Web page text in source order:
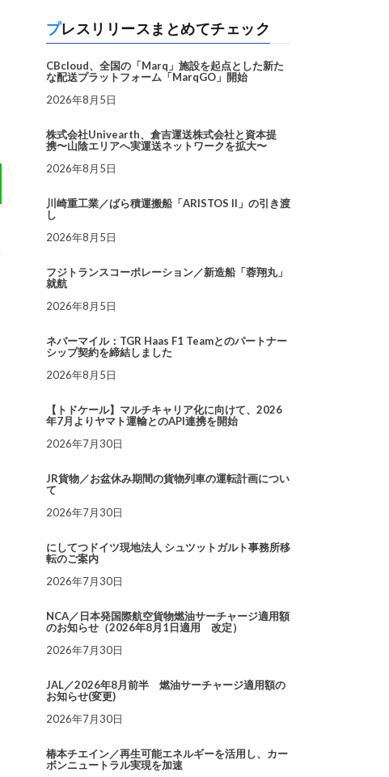
プレスリリースまとめてチェック
CBcloud、全国の「Marq」施設を起点とした新た
な配送プラットフォーム「MarqGO」開始
2026年8月5日
株式会社Univearth、倉吉運送株式会社と資本提
携〜山陰エリアへ実運送ネットワークを拡大〜
2026年8月5日
川崎重工業／ばら積運搬船「ARISTOS II」の引き渡
し
2026年8月5日
フジトランスコーポレーション／新造船「蓉翔丸」
就航
2026年8月5日
ネバーマイル：TGR Haas F1 Teamとのパートナー
シップ契約を締結しました
2026年8月5日
【トドケール】マルチキャリア化に向けて、2026
年7月よりヤマト運輸とのAPI連携を開始
2026年7月30日
JR貨物／お盆休み期間の貨物列車の運転計画につい
て
2026年7月30日
にしてつドイツ現地法人 シュツットガルト事務所移
転のご案内
2026年7月30日
NCA／日本発国際航空貨物燃油サーチャージ適用額
のお知らせ（2026年8月1日適用 改定）
2026年7月30日
JAL／2026年8月前半 燃油サーチャージ適用額の
お知らせ(変更)
2026年7月30日
椿本チエイン／再生可能エネルギーを活用し、カー
ボンニュートラル実現を加速